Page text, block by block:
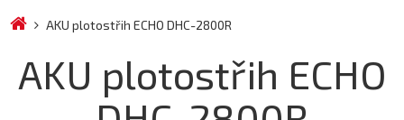
AKU plotostřih ECHO DHC-2800R
AKU plotostřih ECHO